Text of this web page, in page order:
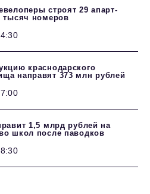
строят 29 апарт-
тысяч номеров
краснодарского
направят 373 млн рублей
1,5 млрд рублей на
школ после паводков